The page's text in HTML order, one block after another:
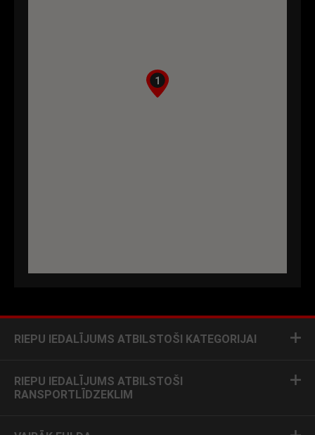
1
RIEPU IEDALĪJUMS ATBILSTOŠI KATEGORIJAI
RIEPU IEDALĪJUMS ATBILSTOŠI
RANSPORTLĪDZEKLIM